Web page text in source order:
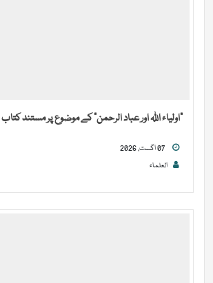
“اولیاء اللہ اور عباد الرحمن” کے موضوع پر مستند کتاب
العلماء